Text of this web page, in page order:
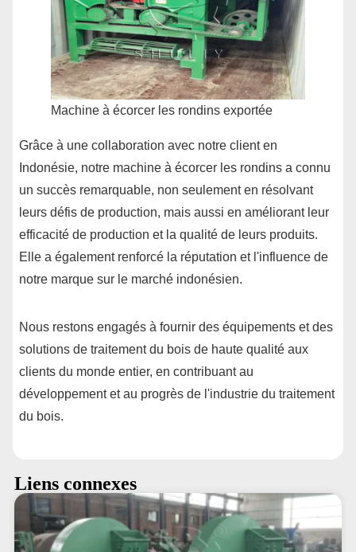
Machine à écorcer les rondins exportée
Grâce à une collaboration avec notre client en
Indonésie, notre machine à écorcer les rondins a connu
un succès remarquable, non seulement en résolvant
leurs défis de production, mais aussi en améliorant leur
efficacité de production et la qualité de leurs produits.
Elle a également renforcé la réputation et l'influence de
notre marque sur le marché indonésien.
Nous restons engagés à fournir des équipements et des
solutions de traitement du bois de haute qualité aux
clients du monde entier, en contribuant au
développement et au progrès de l'industrie du traitement
du bois.
Liens connexes